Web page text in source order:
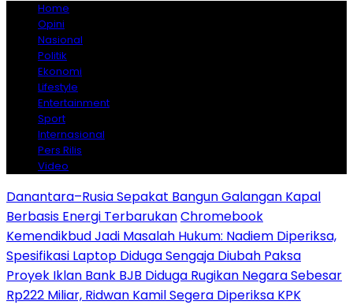
Home
Opini
Nasional
Politik
Ekonomi
Lifestyle
Entertainment
Sport
Internasional
Pers Rilis
Video
Danantara–Rusia Sepakat Bangun Galangan Kapal
Berbasis Energi TerbarukanChromebook
Kemendikbud Jadi Masalah Hukum: Nadiem Diperiksa,
Spesifikasi Laptop Diduga Sengaja Diubah Paksa
Proyek Iklan Bank BJB Diduga Rugikan Negara Sebesar
Rp222 Miliar, Ridwan Kamil Segera Diperiksa KPK